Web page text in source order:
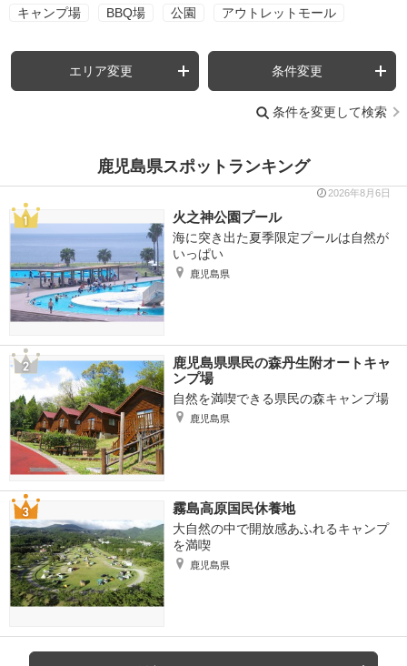
キャンプ場 BBQ場 公園 アウトレットモール
エリア変更 条件変更
条件を変更して検索
鹿児島県スポットランキング
2026年8月6日
火之神公園プール
海に突き出た夏季限定プールは自然が
いっぱい
鹿児島県
鹿児島県県民の森丹生附オートキャ
ンプ場
自然を満喫できる県民の森キャンプ場
鹿児島県
霧島高原国民休養地
大自然の中で開放感あふれるキャンプ
を満喫
鹿児島県